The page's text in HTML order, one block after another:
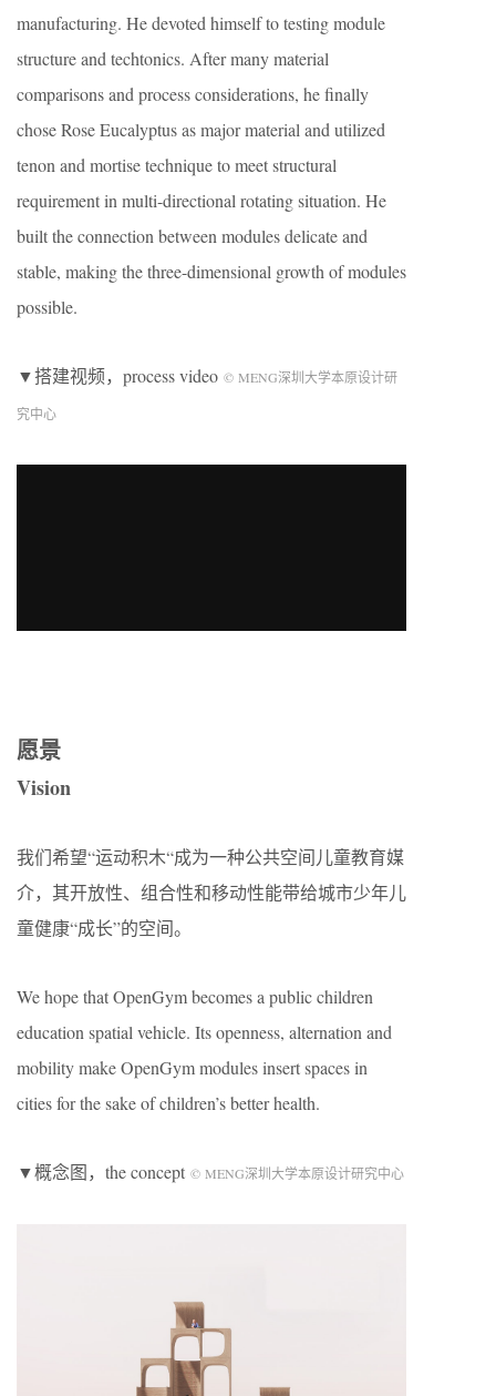
manufacturing. He devoted himself to testing module
structure and techtonics. After many material
comparisons and process considerations, he finally
chose Rose Eucalyptus as major material and utilized
tenon and mortise technique to meet structural
requirement in multi-directional rotating situation. He
built the connection between modules delicate and
stable, making the three-dimensional growth of modules
possible.
▼搭建视频，process video © MENG深圳大学本原设计研
究中心
愿景
Vision
我们希望“运动积木“成为一种公共空间儿童教育媒
介，其开放性、组合性和移动性能带给城市少年儿
童健康“成长”的空间。
We hope that OpenGym becomes a public children
education spatial vehicle. Its openness, alternation and
mobility make OpenGym modules insert spaces in
cities for the sake of children’s better health.
▼概念图，the concept © MENG深圳大学本原设计研究中心